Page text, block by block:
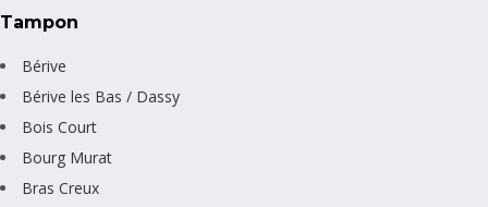
Tampon
Bérive
Bérive les Bas / Dassy
Bois Court
Bourg Murat
Bras Creux